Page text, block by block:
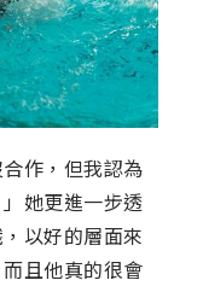
作，但我認為
她更進一步透
以好的層面來
且他真的很會